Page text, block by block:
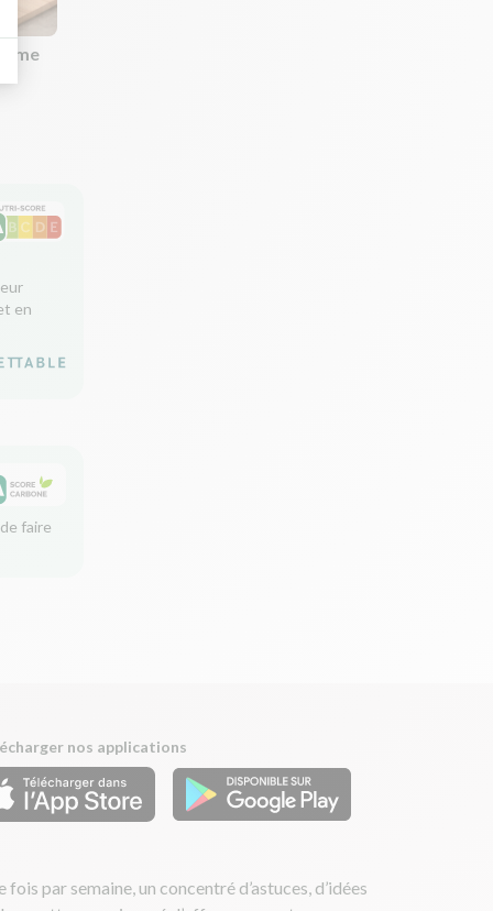
en
faire
nos applications
fois par semaine, un concentré d’astuces, d’idées